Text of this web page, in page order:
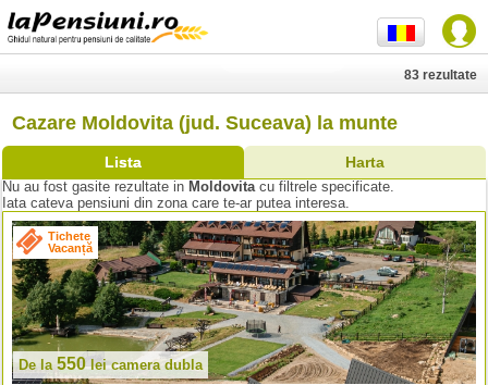
Cazare Moldovita (jud. Suceava) la munte
Lista Harta
83 rezultate
Nu au fost gasite rezultate in Moldovitacu filtrele specificate.
Iata cateva pensiuni din zona care te-ar putea interesa.
Tichete
Vacanță
De la 550leicamera dubla